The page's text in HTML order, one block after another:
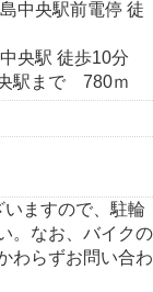
中央駅前電停 徒
央駅 徒歩10分
駅まで 780ｍ
ますので、駐輪
。なお、バイクの
わらずお問い合わ